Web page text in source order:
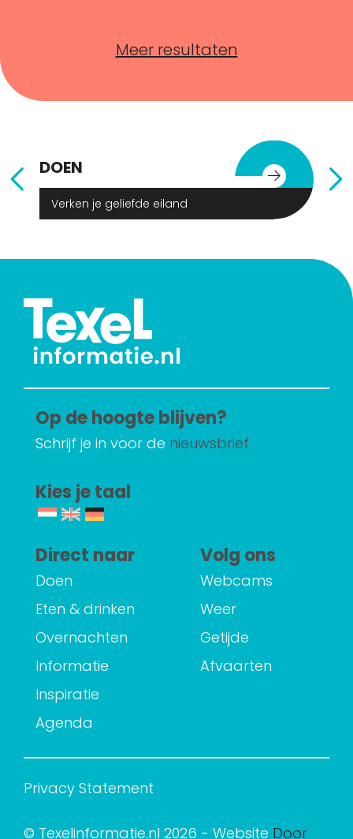
Meer resultaten
DOEN
Verken je geliefde eiland
Op de hoogte blijven?
Schrijf je in voor de nieuwsbrief
Kies je taal
Direct naar
Doen
Eten & drinken
Overnachten
Informatie
Inspiratie
Agenda
Volg ons
Webcams
Weer
Getijde
Afvaarten
Privacy Statement
© Texelinformatie.nl 2026 - Website Door